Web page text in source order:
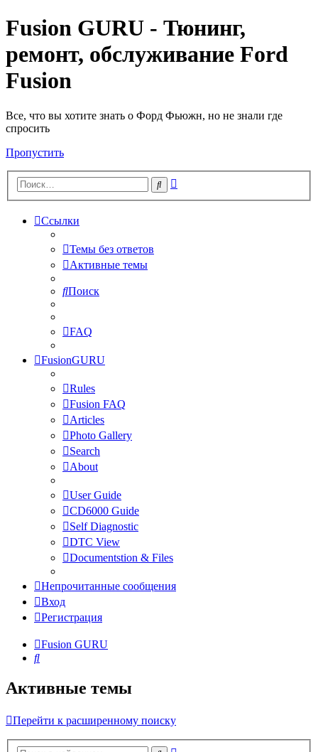
Fusion GURU - Тюнинг,
ремонт, обслуживание Ford
Fusion
Все, что вы хотите знать о Форд Фьюжн, но не знали где
спросить
Пропустить
Поиск
Ссылки
Темы без ответов
Активные темы
Поиск
FAQ
FusionGURU
Rules
Fusion FAQ
Articles
Photo Gallery
Search
About
User Guide
CD6000 Guide
Self Diagnostic
DTC View
Documentstion & Files
Непрочитанные сообщения
Вход
Регистрация
Fusion GURU
Поиск
Активные темы
Перейти к расширенному поиску